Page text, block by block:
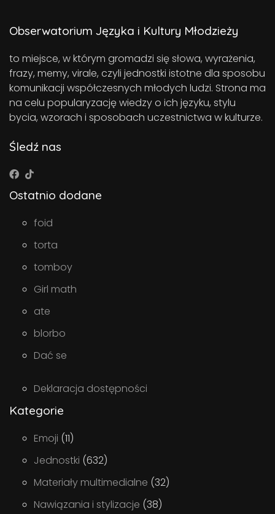
Obserwatorium Języka i Kultury Młodzieży
to miejsce, w którym gromadzi się słowa, wyrażenia,
frazy, memy, virale, czyli jednostki istotne dla sposobu
komunikacji współczesnych młodych ludzi. Strona ma
na celu popularyzację wiedzy o ich języku, stylu
bycia, wzorach i sposobach uczestnictwa w kulturze.
Śledź nas
Ostatnio dodane
foid
torta
tomboy
Girl math
ate
blorbo
Dać se
Deklaracja dostępności
Kategorie
Emoji (11)
Jednostki (632)
Materiały multimedialne (32)
Nawiązania i stylizacje (38)